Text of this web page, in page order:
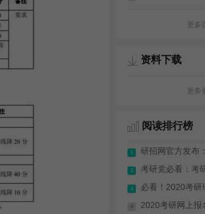
更多
资料下载
更多
阅读排行榜
1
2
3
4
考研党必看：考
必看！2020考研